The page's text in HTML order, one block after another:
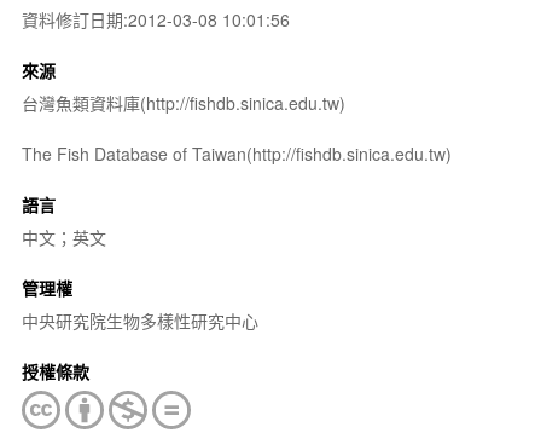
資料修訂日期:2012-03-08 10:01:56
來源
台灣魚類資料庫(http://fishdb.sinica.edu.tw)
The Fish Database of Taiwan(http://fishdb.sinica.edu.tw)
語言
中文；英文
管理權
中央研究院生物多樣性研究中心
授權條款